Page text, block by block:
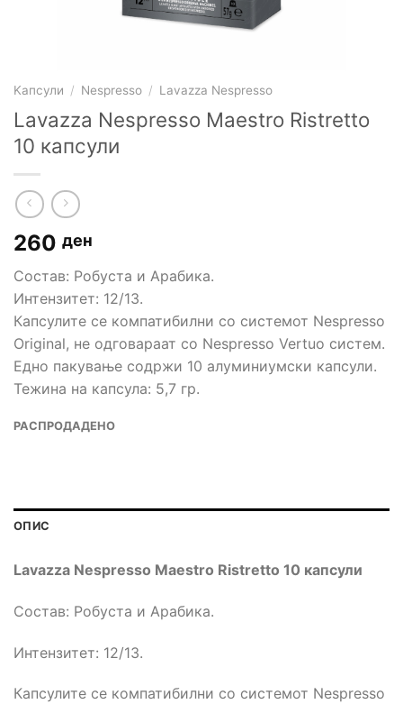
Kапсули / Nespresso / Lavazza Nespresso
Lavazza Nespresso Maestro Ristretto
10 капсули
260 ден
Состав: Робуста и Арабика.
Интензитет: 12/13.
Капсулите се компатибилни со системот Nespresso
Original, не одговараат со Nespresso Vertuo систем.
Едно пакување содржи 10 алуминиумски капсули.
Тежина на капсула: 5,7 гр.
РАСПРОДАДЕНО
ОПИС
Lavazza Nespresso Maestro Ristretto 10 капсули
Состав: Робуста и Арабика.
Интензитет: 12/13.
Капсулите се компатибилни со системот Nespresso